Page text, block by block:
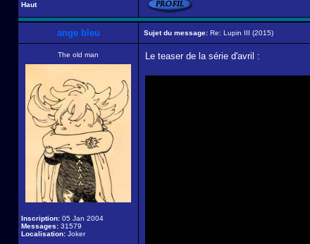
Haut
ange bleu Sujet du message: Re: Lupin III (2015)
The old man
Inscription: 05 Jan 2004
Messages: 31579
Localisation: Joker
Le teaser de la série d'avril :